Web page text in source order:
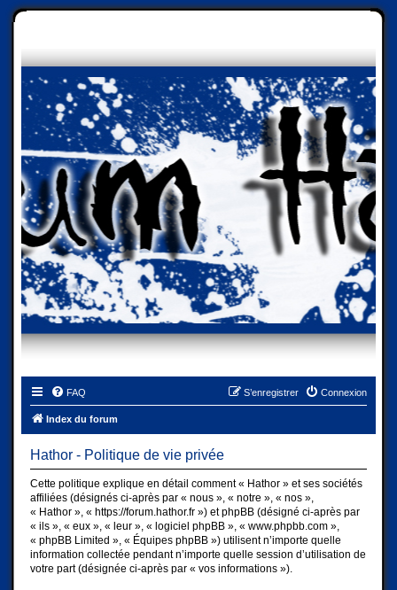
FAQ Connexion
S’enregistrer
Index du forum
Hathor - Politique de vie privée
Cette politique explique en détail comment « Hathor » et ses sociétés
affiliées (désignés ci-après par « nous », « notre », « nos »,
« Hathor », « https://forum.hathor.fr ») et phpBB (désigné ci-après par
« ils », « eux », « leur », « logiciel phpBB », « www.phpbb.com »,
« phpBB Limited », « Équipes phpBB ») utilisent n’importe quelle
information collectée pendant n’importe quelle session d’utilisation de
votre part (désignée ci-après par « vos informations »).